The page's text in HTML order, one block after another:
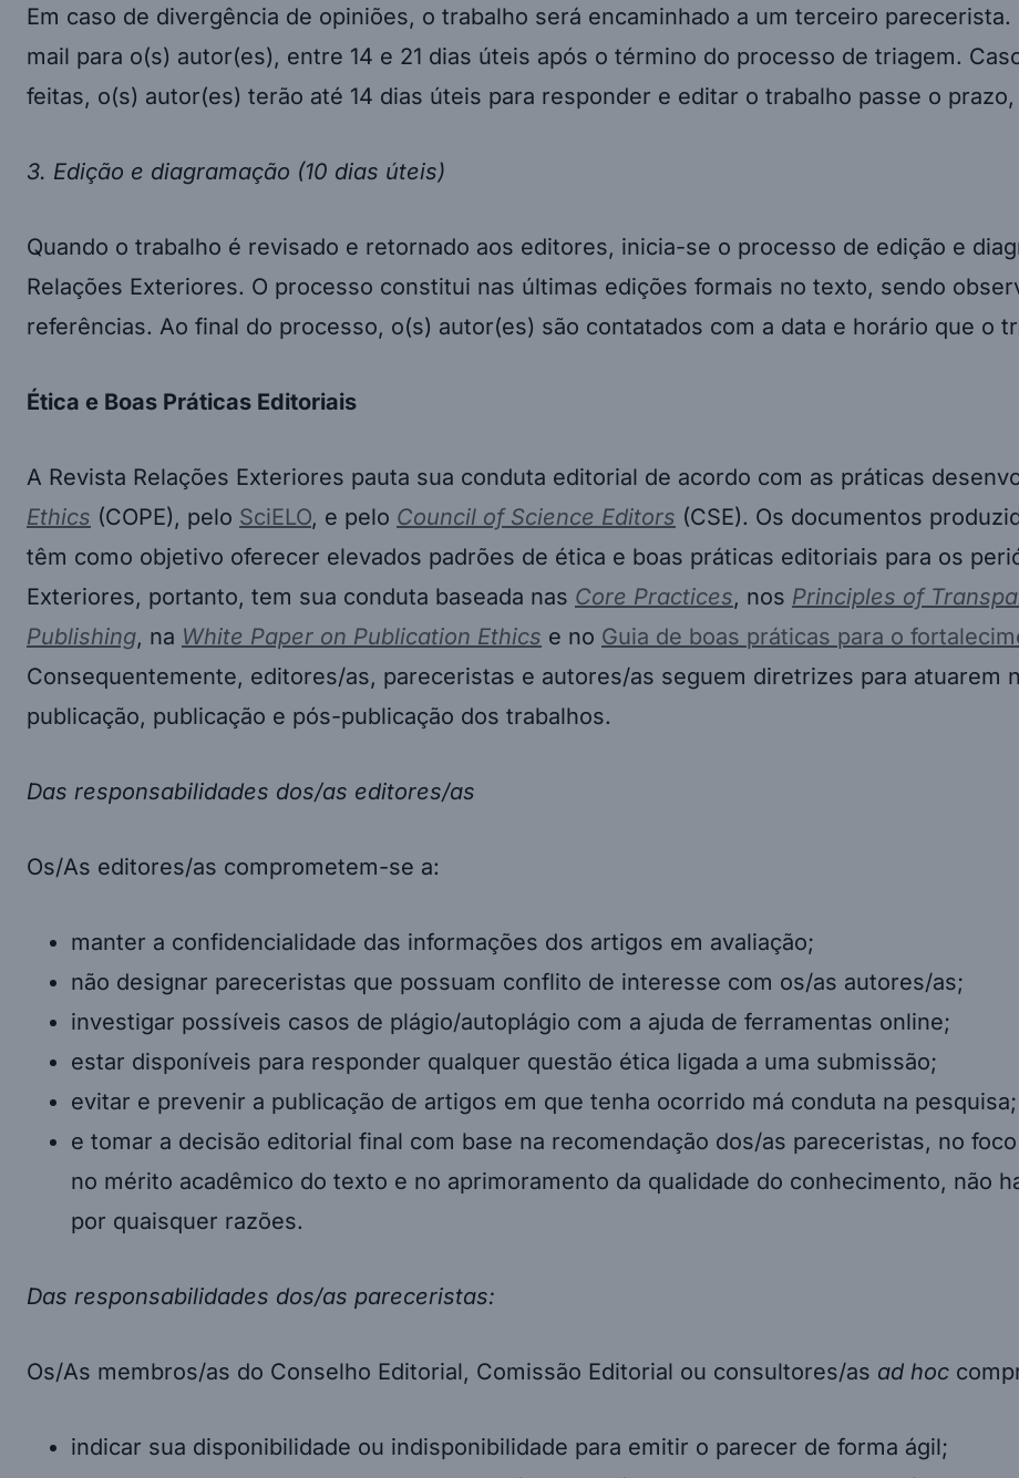
Em caso de divergência de opiniões, o trabalho será encaminhado a um terceiro
mail para o(s) autor(es), entre 14 e 21 dias úteis após o término do processo de triagem.
feitas, o(s) autor(es) terão até 14 dias úteis para responder e editar o trabalho passe o
3. Edição e diagramação (10 dias úteis)
Quando o trabalho é revisado e retornado aos editores, inicia-se o processo de edição e
Relações Exteriores. O processo constitui nas últimas edições formais no texto, sendo
referências. Ao final do processo, o(s) autor(es) são contatados com a data e horário que o
Ética e Boas Práticas Editoriais
A Revista Relações Exteriores pauta sua conduta editorial de acordo com as práticas
Ethics (COPE), pelo SciELO , e pelo Council of Science Editors (CSE). Os documentos
têm como objetivo oferecer elevados padrões de ética e boas práticas editoriais para os
Exteriores, portanto, tem sua conduta baseada nas Core Practices , nos Principles of
Publishing , na White Paper on Publication Ethics e no Guia de boas práticas para o
Consequentemente, editores/as, pareceristas e autores/as seguem diretrizes para atuarem
publicação, publicação e pós-publicação dos trabalhos.
Das responsabilidades dos/as editores/as
Os/As editores/as comprometem-se a:
manter a confidencialidade das informações dos artigos em avaliação;
não designar pareceristas que possuam conflito de interesse com os/as autores/as;
investigar possíveis casos de plágio/autoplágio com a ajuda de ferramentas online;
estar disponíveis para responder qualquer questão ética ligada a uma submissão;
evitar e prevenir a publicação de artigos em que tenha ocorrido má conduta na pesquisa;
e tomar a decisão editorial final com base na recomendação dos/as pareceristas, no
no mérito acadêmico do texto e no aprimoramento da qualidade do conhecimento, não
por quaisquer razões.
Das responsabilidades dos/as pareceristas:
Os/As membros/as do Conselho Editorial, Comissão Editorial ou consultores/as ad hoc
indicar sua disponibilidade ou indisponibilidade para emitir o parecer de forma ágil;